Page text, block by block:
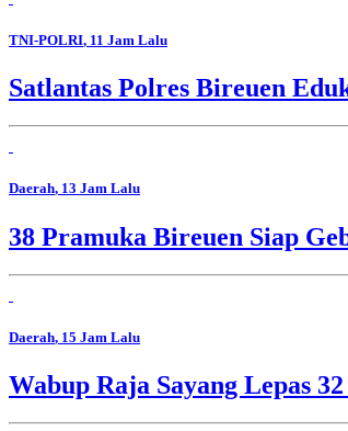
TNI-POLRI, 11 Jam Lalu
Satlantas Polres Bireuen
Daerah, 13 Jam Lalu
38 Pramuka Bireuen Siap
Daerah, 15 Jam Lalu
Wabup Raja Sayang Lepas